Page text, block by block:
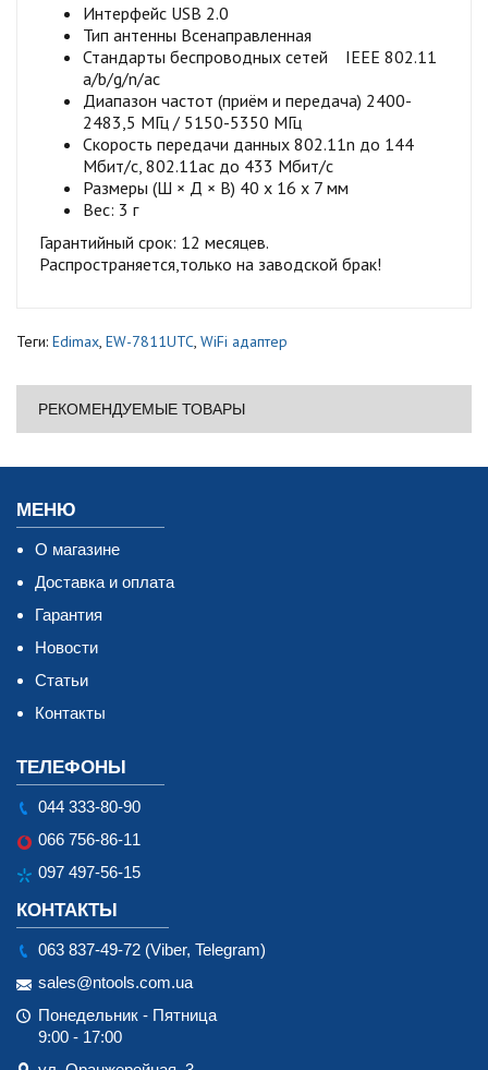
Интерфейс USB 2.0
Тип антенны Всенаправленная
Стандарты беспроводных сетей IEEE 802.11
a/b/g/n/ac
Диапазон частот (приём и передача) 2400-
2483,5 МГц / 5150-5350 МГц
Скорость передачи данных 802.11n до 144
Мбит/с, 802.11ac до 433 Мбит/с
Размеры (Ш × Д × В) 40 x 16 x 7 мм
Вес: 3 г
Гарантийный срок: 12 месяцев.
Распространяется,только на заводской брак!
Теги: Edimax, EW-7811UTC, WiFi адаптер
РЕКОМЕНДУЕМЫЕ ТОВАРЫ
МЕНЮ
О магазине
Доставка и оплата
Гарантия
Новости
Статьи
Контакты
ТЕЛЕФОНЫ
044 333-80-90
066 756-86-11
097 497-56-15
КОНТАКТЫ
063 837-49-72 (Viber, Telegram)
sales@ntools.com.ua
Понедельник - Пятница
9:00 - 17:00